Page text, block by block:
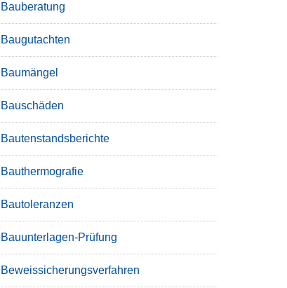
Bauberatung
Baugutachten
Baumängel
Bauschäden
Bautenstandsberichte
Bauthermografie
Bautoleranzen
Bauunterlagen-Prüfung
Beweissicherungsverfahren